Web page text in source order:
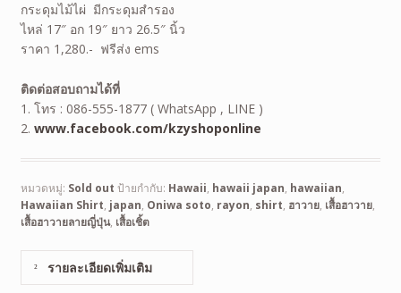
กระดุมไม้ไผ่ มีกระดุมสำรอง
ไหล่ 17″ อก 19″ ยาว 26.5″ นิ้ว
ราคา 1,280.- ฟรีส่ง ems
ติดต่อสอบถามได้ที่
1. โทร : 086-555-1877 ( WhatsApp , LINE )
2. www.facebook.com/kzyshoponline
หมวดหมู่: Sold out ป้ายกำกับ: Hawaii, hawaii japan, hawaiian,
Hawaiian Shirt, japan, Oniwa soto, rayon, shirt, ฮาวาย, เสื้อฮาวาย,
เสื้อฮาวายลายญี่ปุ่น, เสื้อเชิ้ต
รายละเอียดเพิ่มเติม